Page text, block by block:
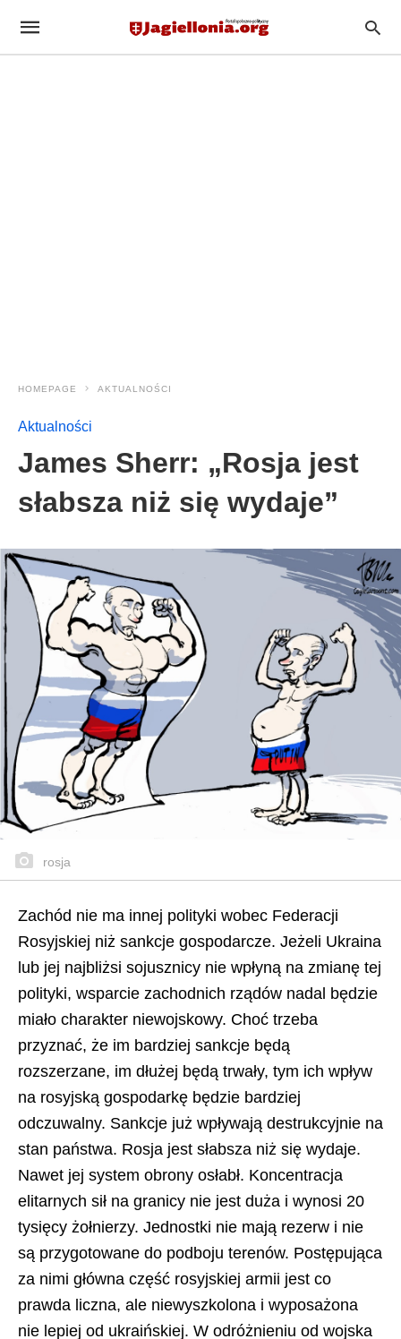
HOMEPAGE AKTUALNOŚCI
Aktualności
James Sherr: „Rosja jest
słabsza niż się wydaje”
rosja
Zachód nie ma innej polityki wobec Federacji
Rosyjskiej niż sankcje gospodarcze. Jeżeli Ukraina
lub jej najbliżsi sojusznicy nie wpłyną na zmianę tej
polityki, wsparcie zachodnich rządów nadal będzie
miało charakter niewojskowy. Choć trzeba
przyznać, że im bardziej sankcje będą
rozszerzane, im dłużej będą trwały, tym ich wpływ
na rosyjską gospodarkę będzie bardziej
odczuwalny. Sankcje już wpływają destrukcyjnie na
stan państwa. Rosja jest słabsza niż się wydaje.
Nawet jej system obrony osłabł. Koncentracja
elitarnych sił na granicy nie jest duża i wynosi 20
tysięcy żołnierzy. Jednostki nie mają rezerw i nie
są przygotowane do podboju terenów. Postępująca
za nimi główna część rosyjskiej armii jest co
prawda liczna, ale niewyszkolona i wyposażona
nie lepiej od ukraińskiej. W odróżnieniu od wojska